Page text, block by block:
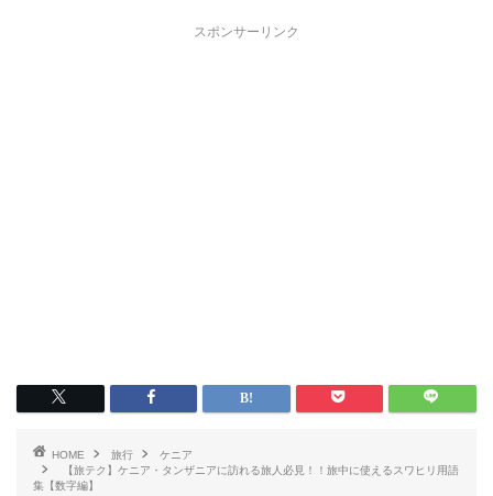
スポンサーリンク
HOME 旅行
ケニア
【旅テク】ケニア・タンザニアに訪れる旅人必見！！旅中に使えるスワヒリ用語
集【数字編】